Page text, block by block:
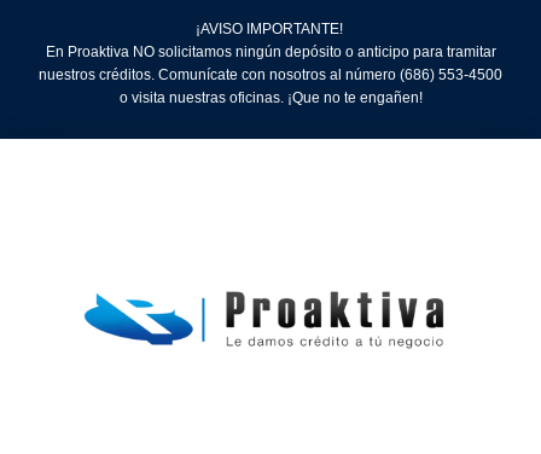
¡AVISO IMPORTANTE!
En Proaktiva NO solicitamos ningún depósito o anticipo para tramitar
nuestros créditos. Comunícate con nosotros al número (686) 553-4500
o visita nuestras oficinas. ¡Que no te engañen!